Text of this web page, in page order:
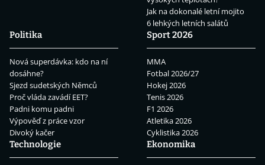
Jak na dokonalé letní mojito
6 lehkých letních salátů
Politika
Nová superdávka: kdo na ní
dosáhne?
Sjezd sudetských Němců
Proč vláda zavádí EET?
Padni komu padni
Výpověď z práce vzor
Divoký kačer
Sport 2026
MMA
Fotbal 2026/27
Hokej 2026
Tenis 2026
F1 2026
Atletika 2026
Cyklistika 2026
Technologie
Ekonomika